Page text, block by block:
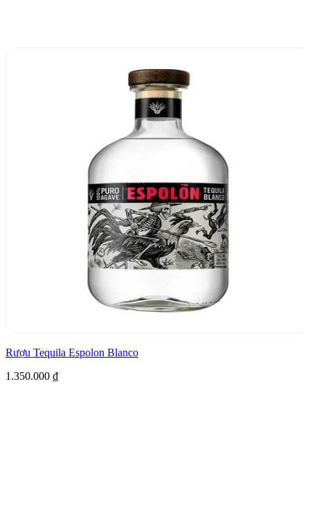
Rượu Tequila Espolon Blanco
1.350.000 ₫